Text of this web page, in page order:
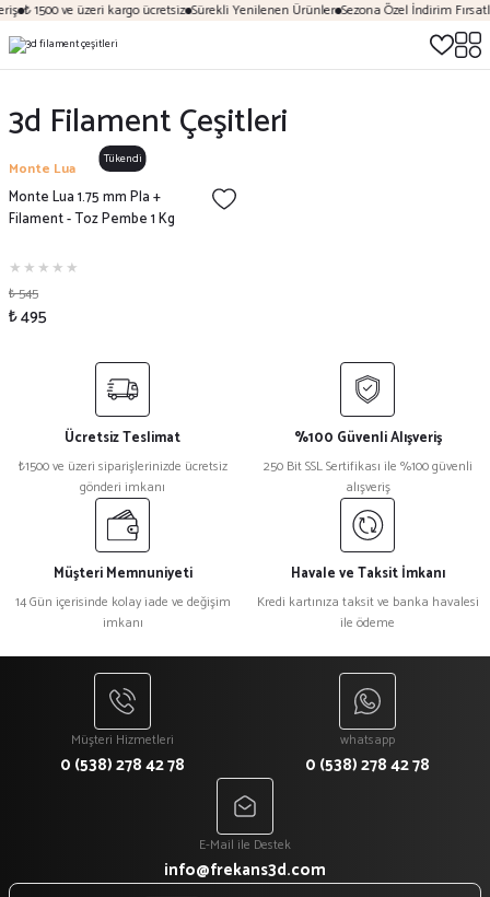
₺ 1500 ve üzeri kargo ücretsiz Sürekli Yenilenen Ürünler Sezona Özel İndirim
3d Filament Çeşitleri
Tükendi
Monte Lua
Monte Lua 1.75 mm Pla +
Filament - Toz Pembe 1 Kg
₺ 545
₺ 495
Ücretsiz Teslimat
₺1500 ve üzeri siparişlerinizde ücretsiz
gönderi imkanı
%100 Güvenli Alışveriş
250 Bit SSL Sertifikası ile %100 güvenli
alışveriş
Müşteri Memnuniyeti
14 Gün içerisinde kolay iade ve değişim
imkanı
Havale ve Taksit İmkanı
Kredi kartınıza taksit ve banka havalesi
ile ödeme
Müşteri Hizmetleri
0 (538) 278 42 78
whatsapp
0 (538) 278 42 78
E-Mail ile Destek
info@frekans3d.com